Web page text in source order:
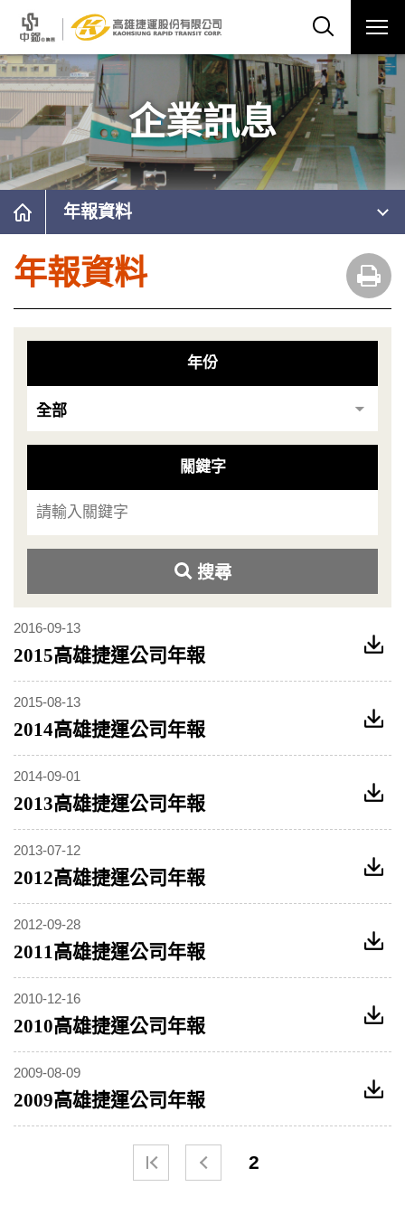
企業訊息
年報資料
年報資料
年份
關鍵字
搜尋
2016-09-13
2015高雄捷運公司年報
2015-08-13
2014高雄捷運公司年報
2014-09-01
2013高雄捷運公司年報
2013-07-12
2012高雄捷運公司年報
2012-09-28
2011高雄捷運公司年報
2010-12-16
2010高雄捷運公司年報
2009-08-09
2009高雄捷運公司年報
2